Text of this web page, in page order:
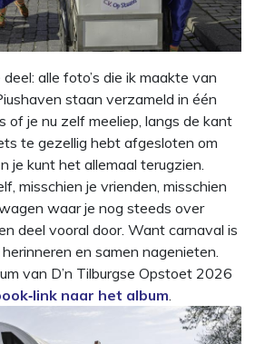
alle foto’s die ik maakte van
staan verzameld in één
of je nu zelf meeliep, langs de kant
te gezellig hebt afgesloten om
je kunt het allemaal terugzien.
misschien je vrienden, misschien
waar je nog steeds over
deel vooral door. Want carnaval is
en samen nagenieten.
van D’n Tilburgse Opstoet 2026
naar het album.